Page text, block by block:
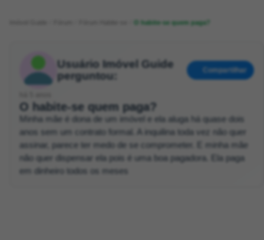
O habite-se quem paga?
Usuário Imóvel Guide
perguntou:
Compartilhar
O habite-se quem paga?
Minha mãe é dona de um imóvel e ela aluga há quase dois
anos sem um contrato formal. A inquilina toda vez não quer
assinar, parece ter medo de se comprometer. E minha mãe
não quer dispensar ela pois é uma boa pagadora. Ela paga
em dinheiro todos os meses